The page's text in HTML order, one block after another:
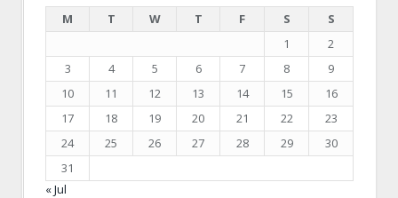
M
T W T F S
S
1
2
3
4 5 6 7 8
9
10
11 12 13 14 15
16
17
18 19 20 21 22
23
24
25 26 27 28 29
30
31
« Jul